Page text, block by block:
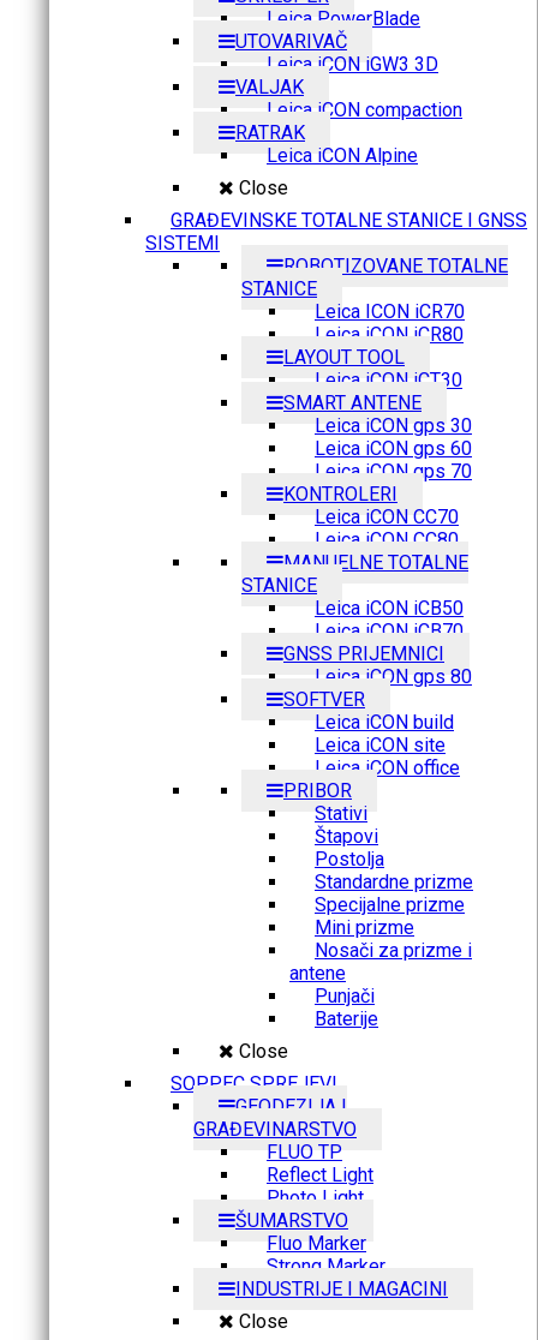
Leica PowerBlade
UTOVARIVAČ
Leica iCON iGW3 3D
VALJAK
Leica iCON compaction
RATRAK
Leica iCON Alpine
Close
GRAĐEVINSKE TOTALNE STANICE I GNSS
SISTEMI
ROBOTIZOVANE TOTALNE
STANICE
Leica ICON iCR70
Leica iCON iCR80
LAYOUT TOOL
Leica iCON iCT30
SMART ANTENE
Leica iCON gps 30
Leica iCON gps 60
Leica iCON gps 70
KONTROLERI
Leica iCON CC70
Leica iCON CC80
MANUELNE TOTALNE
STANICE
Leica iCON iCB50
Leica iCON iCB70
GNSS PRIJEMNICI
Leica iCON gps 80
SOFTVER
Leica iCON build
Leica iCON site
Leica iCON office
PRIBOR
Stativi
Štapovi
Postolja
Standardne prizme
Specijalne prizme
Mini prizme
Nosači za prizme i
antene
Punjači
Baterije
Close
SOPPEC SPREJEVI
GEODEZIJA I
GRAĐEVINARSTVO
FLUO TP
Reflect Light
Photo Light
ŠUMARSTVO
Fluo Marker
Strong Marker
INDUSTRIJE I MAGACINI
Close